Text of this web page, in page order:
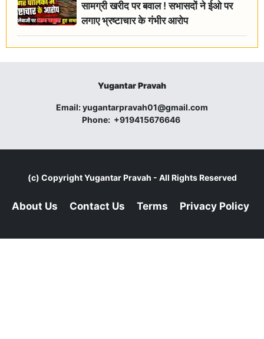
सामग्री खरीद पर बवाल ! सभासदों ने ईओ पर
लगाए भ्रष्टाचार के गंभीर आरोप
Yugantar Pravah
Email:yugantarpravah01@gmail.com
Phone: +919415676646
(c) CopyrightYugantar Pravah - All Rights Reserved
About Us Contact Us Terms Privacy Policy